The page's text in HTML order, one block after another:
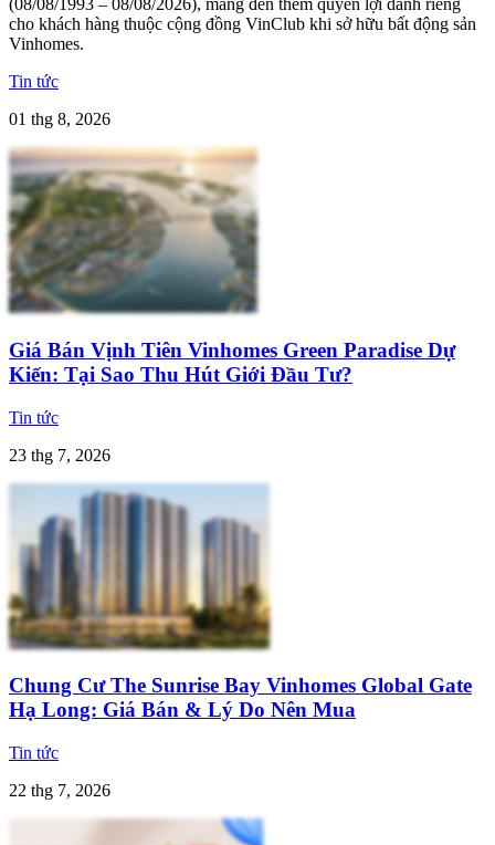
(08/08/1993 – 08/08/2026), mang đến thêm quyền lợi dành riêng
cho khách hàng thuộc cộng đồng VinClub khi sở hữu bất động sản
Vinhomes.
Tin tức
01 thg 8, 2026
Giá Bán Vịnh Tiên Vinhomes Green Paradise Dự
Kiến: Tại Sao Thu Hút Giới Đầu Tư?
Tin tức
23 thg 7, 2026
Chung Cư The Sunrise Bay Vinhomes Global Gate
Hạ Long: Giá Bán & Lý Do Nên Mua
Tin tức
22 thg 7, 2026